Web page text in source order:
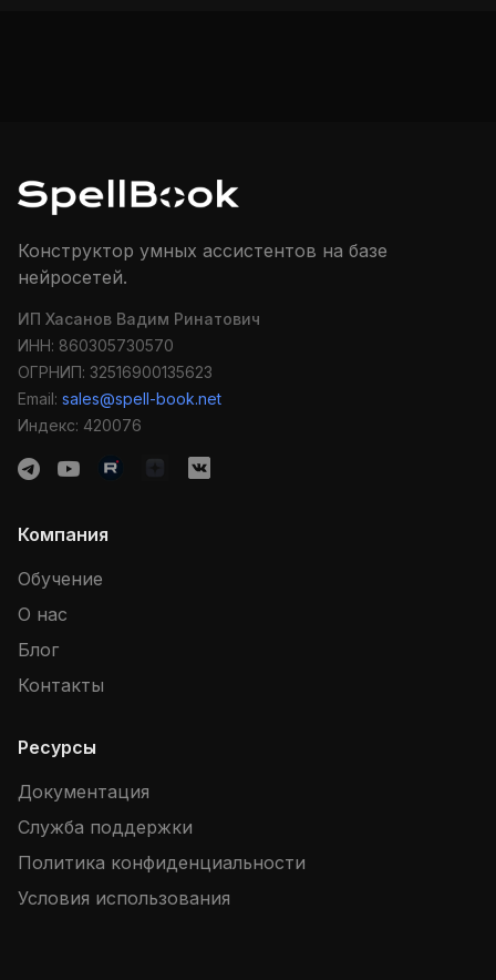
Конструктор умных ассистентов на базе
нейросетей.
ИП Хасанов Вадим Ринатович
ИНН: 860305730570
ОГРНИП: 32516900135623
Email: sales@spell-book.net
Индекс: 420076
Компания
Обучение
О нас
Блог
Контакты
Ресурсы
Документация
Служба поддержки
Политика конфиденциальности
Условия использования